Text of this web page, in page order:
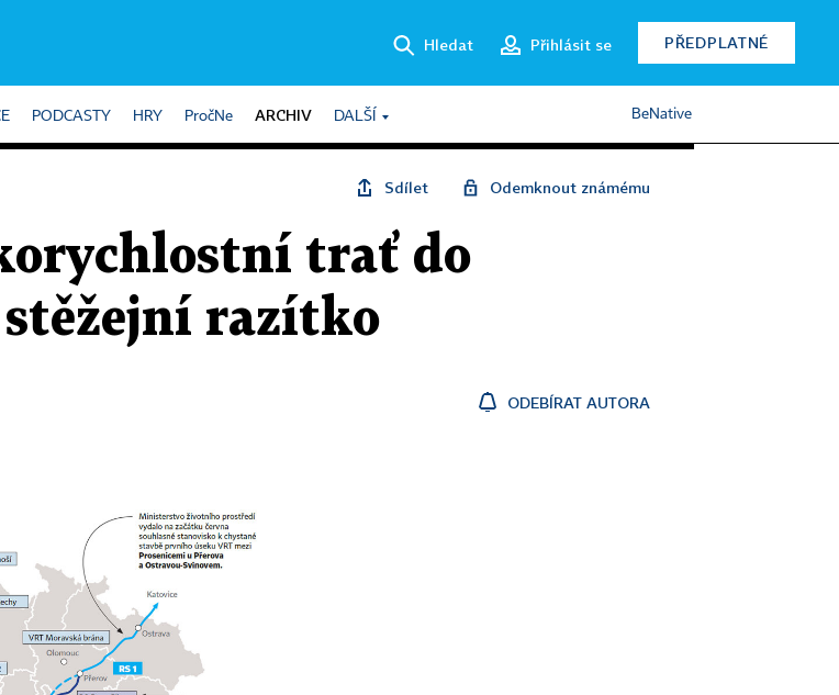
Hledat Přihlásit se PŘEDPLATNÉ
PODCASTY HRY PročNe ARCHIV DALŠÍ BeNative
Sdílet Odemknout známému
trať do
razítko
ODEBÍRAT AUTORA